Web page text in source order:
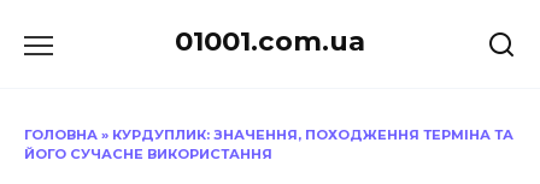
до
01001.com.ua
ГОЛОВНА » КУРДУПЛИК: ЗНАЧЕННЯ, ПОХОДЖЕННЯ ТЕРМІНА ТА
ЙОГО СУЧАСНЕ ВИКОРИСТАННЯ